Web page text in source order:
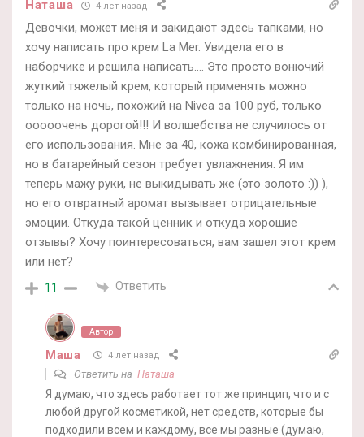
Наташа 4 лет назад
Девочки, может меня и закидают здесь тапками, но
хочу написать про крем La Mer. Увидела его в
наборчике и решила написать…. Это просто вонючий
жуткий тяжелый крем, который применять можно
только на ночь, похожий на Nivea за 100 руб, только
ооооочень дорогой!!! И волшебства не случилось от
его использования. Мне за 40, кожа комбинированная,
но в батарейный сезон требует увлажнения. Я им
теперь мажу руки, не выкидывать же (это золото :)) ),
но его отвратный аромат вызывает отрицательные
эмоции. Откуда такой ценник и откуда хорошие
отзывы? Хочу поинтересоваться, вам зашел этот крем
или нет?
11 Ответить
Автор
Маша 4 лет назад
Ответить на Наташа
Я думаю, что здесь работает тот же принцип, что и с
любой другой косметикой, нет средств, которые бы
подходили всем и каждому, все мы разные (думаю,